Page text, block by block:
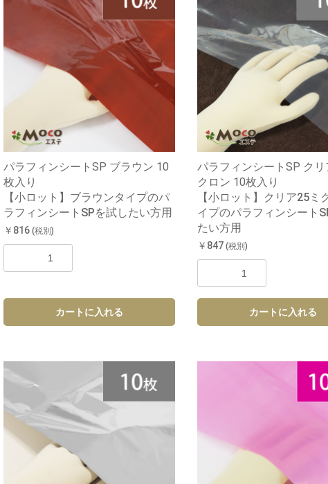
パラフィンシートSP ブラウン 10
枚入り
【小ロット】ブラウンタイプのパ
ラフィンシートSPを試したい方用
￥816 (税別)
カートに入れる
パラフィンシートSP クリ
クロン 10枚入り
【小ロット】クリア25ミ
イプのパラフィンシート
たい方用
￥847 (税別)
カートに入れる